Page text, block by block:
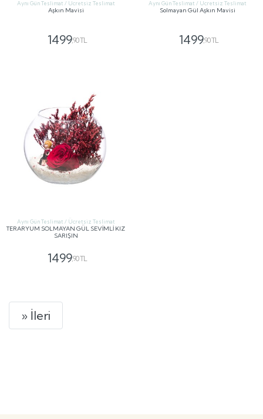
Aynı Gün Teslimat / Ücretsiz Teslimat
Aşkın Mavisi
1499,90 TL
Aynı Gün Teslimat / Ücretsiz Teslimat
Solmayan Gül Aşkın Mavisi
1499,90 TL
Aynı Gün Teslimat / Ücretsiz Teslimat
TERARYUM SOLMAYAN GÜL SEVİMLİ KIZ
SARIŞIN
1499,90 TL
» İleri